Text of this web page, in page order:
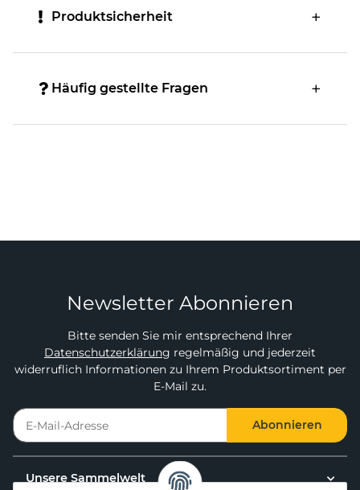
Sammeln und den Nervenkitzel des
League!
Produktsicherheit
Häufig gestellte Fragen
Newsletter Abonnieren
Bitte senden Sie mir entsprechend Ihrer
Datenschutzerklärung regelmäßig und jederzeit
widerruflich Informationen zu Ihrem Produktsortiment per
E-Mail zu.
Abonnieren
Unsere Sammelwelt